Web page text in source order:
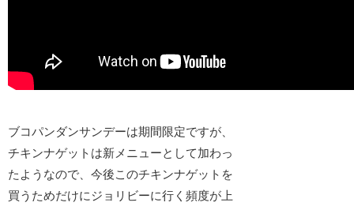
ブコパンダンサンデーは期間限定ですが、
チキンナゲットは新メニューとして加わっ
たようなので、今後このチキンナゲットを
買うためだけにジョリビーに行く頻度が上